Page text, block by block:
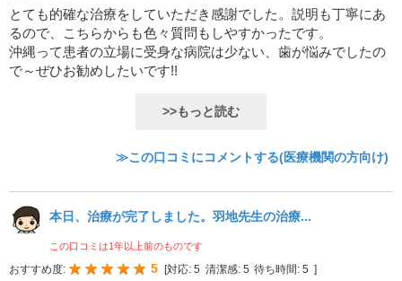
とても的確な治療をしていただき感謝でした。説明も丁寧にあ
るので、こちらからも色々質問もしやすかったです。
沖縄って患者の立場に受身な病院は少ない、歯が悩みでしたの
で～ぜひお勧めしたいです!!
>>もっと読む
≫この口コミにコメントする(医療機関の方向け)
本日、治療が完了しました。羽地先生の治療...
この口コミは1年以上前のものです
おすすめ度: 5 [対応: 5 清潔感: 5 待ち時間: 5 ]